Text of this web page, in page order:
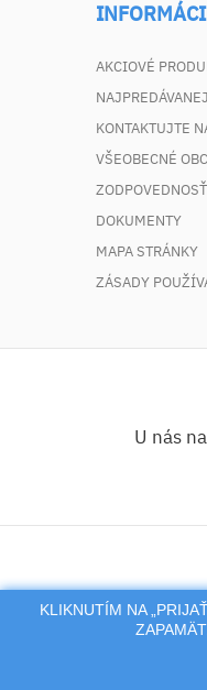
AKCIOVÉ
KONTAKTUJTE
VŠEOBECNÉ
DOKUMENTY
MAPA STRÁNKY
ZÁSADY
KLIKNUTÍM NA
U nás